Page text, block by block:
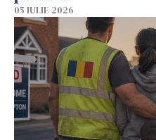
05 IULIE 2026